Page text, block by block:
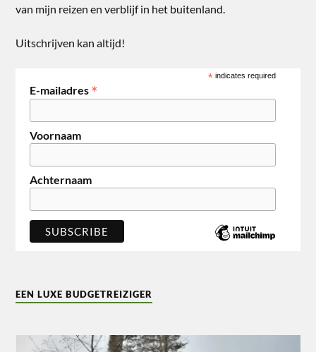
van mijn reizen en verblijf in het buitenland.
Uitschrijven kan altijd!
* indicates required
E-mailadres *
Voornaam
Achternaam
EEN LUXE BUDGETREIZIGER